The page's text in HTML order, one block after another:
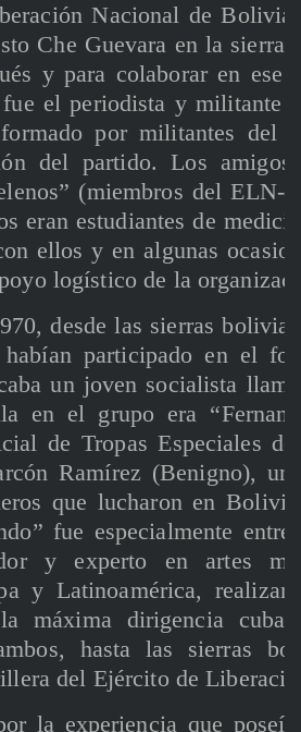
Nacional de
Che Guevara en la
y para colaborar en ese
el periodista y militante
por militantes del
del partido. Los amigos
(miembros del ELN-
eran estudiantes de
ellos y en algunas
logístico de la
desde las sierras
participado en el
un joven socialista
en el grupo era
de Tropas Especiales
Ramírez (Benigno),
que lucharon en
fue especialmente
y experto en artes
y Latinoamérica,
máxima dirigencia
hasta las sierras
del Ejército de
la experiencia que